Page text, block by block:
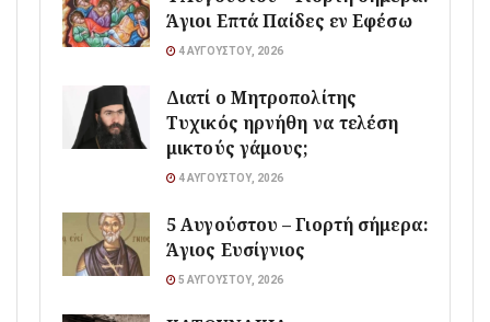
Άγιοι Επτά Παίδες εν Εφέσω
4 ΑΥΓΟΎΣΤΟΥ, 2026
Διατί ο Μητροπολίτης
Τυχικός ηρνήθη να τελέση
μικτούς γάμους;
4 ΑΥΓΟΎΣΤΟΥ, 2026
5 Αυγούστου – Γιορτή σήμερα:
Άγιος Ευσίγνιος
5 ΑΥΓΟΎΣΤΟΥ, 2026